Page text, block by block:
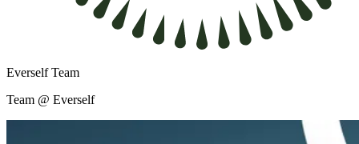
Everself Team
Team @ Everself